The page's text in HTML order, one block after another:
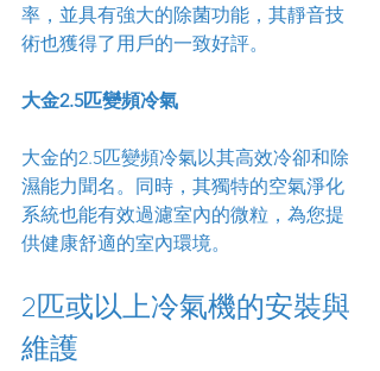
率，並具有強大的除菌功能，其靜音技
術也獲得了用戶的一致好評。
大金2.5匹變頻冷氣
大金的2.5匹變頻冷氣以其高效冷卻和除
濕能力聞名。同時，其獨特的空氣淨化
系統也能有效過濾室內的微粒，為您提
供健康舒適的室內環境。
2匹或以上冷氣機的安裝與
維護